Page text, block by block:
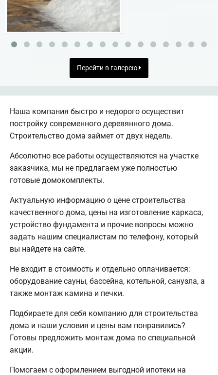
Перейти в галерею
Наша компания быстро и недорого осуществит
постройку современного деревянного дома.
Строительство дома займет от двух недель.
Абсолютно все работы осуществляются на участке
заказчика, мы не предлагаем уже полностью
готовые домокомплекты.
Актуальную информацию о цене строительства
качественного дома, цены на изготовление каркаса,
устройство фундамента и прочие вопросы можно
задать нашим специалистам по телефону, который
вы найдете на сайте.
Не входит в стоимость и отдельно оплачивается:
оборудование сауны, бассейна, котельной, санузла, а
также монтаж камина и печки.
Подбираете для себя компанию для строительства
дома и наши условия и цены вам понравились?
Готовы предложить монтаж дома по специальной
акции.
Помогаем с оформлением выгодной ипотеки на